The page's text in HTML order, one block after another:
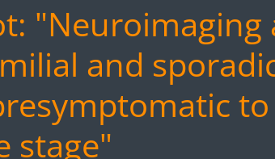
and
stage"